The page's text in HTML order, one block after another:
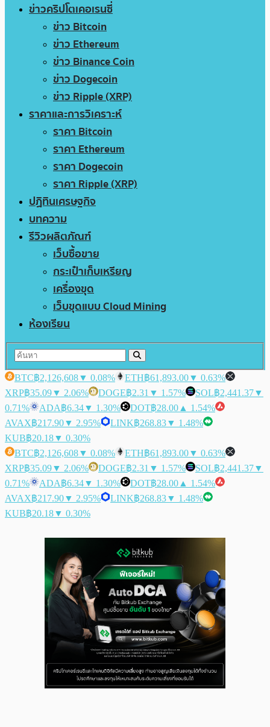
ข่าวคริปโตเคอเรนซี่
ข่าว Bitcoin
ข่าว Ethereum
ข่าว Binance Coin
ข่าว Dogecoin
ข่าว Ripple (XRP)
ราคาและการวิเคราะห์
ราคา Bitcoin
ราคา Ethereum
ราคา Dogecoin
ราคา Ripple (XRP)
ปฏิทินเศรษฐกิจ
บทความ
รีวิวผลิตภัณฑ์
เว็บซื้อขาย
กระเป๋าเก็บเหรียญ
เครื่องขุด
เว็บขุดแบบ Cloud Mining
ห้องเรียน
BTC฿2,126,608▼ 0.08% ETH฿61,893.00▼ 0.63%
XRP฿35.09▼ 2.06% DOGE฿2.31 ▼ 1.57% SOL฿2,441.37▼
0.71%
ADA฿6.34▼ 1.30% DOT฿28.00 ▲ 1.54%
AVAX฿217.90▼ 2.95% LINK฿268.83▼ 1.48%
KUB฿20.18▼ 0.30%
BTC฿2,126,608▼ 0.08% ETH฿61,893.00▼ 0.63%
XRP฿35.09▼ 2.06% DOGE฿2.31 ▼ 1.57% SOL฿2,441.37▼
0.71%
ADA฿6.34▼ 1.30% DOT฿28.00 ▲ 1.54%
AVAX฿217.90▼ 2.95% LINK฿268.83▼ 1.48%
KUB฿20.18▼ 0.30%